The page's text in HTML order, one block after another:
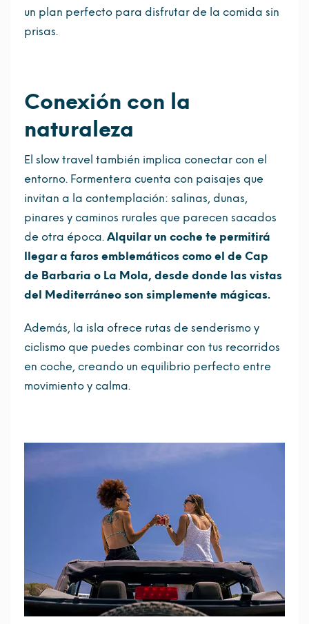
un plan perfecto para disfrutar de la comida sin
prisas.
Conexión con la
naturaleza
El slow travel también implica conectar con el
entorno. Formentera cuenta con paisajes que
invitan a la contemplación: salinas, dunas,
pinares y caminos rurales que parecen sacados
de otra época. Alquilar un coche te permitirá
llegar a faros emblemáticos como el de Cap
de Barbaria o La Mola, desde donde las vistas
del Mediterráneo son simplemente mágicas.
Además, la isla ofrece rutas de senderismo y
ciclismo que puedes combinar con tus recorridos
en coche, creando un equilibrio perfecto entre
movimiento y calma.